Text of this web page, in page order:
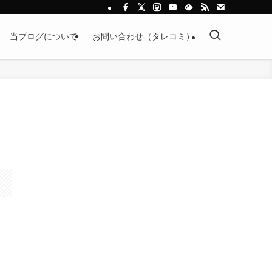
当ブログについて お問い合わせ（タレコミ）